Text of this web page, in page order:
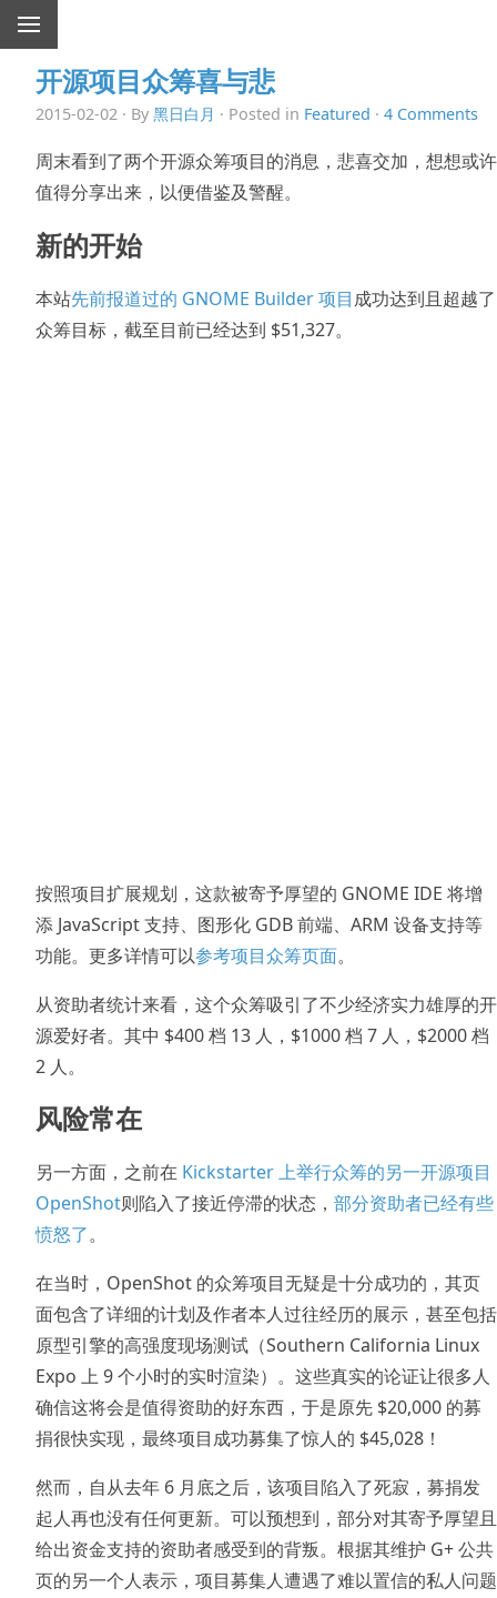
开源项目众筹喜与悲
2015-02-02 · By 黑日白月 · Posted in Featured · 4 Comments
周末看到了两个开源众筹项目的消息，悲喜交加，想想或许
值得分享出来，以便借鉴及警醒。
新的开始
本站先前报道过的 GNOME Builder 项目成功达到且超越了
众筹目标，截至目前已经达到 $51,327。
按照项目扩展规划，这款被寄予厚望的 GNOME IDE 将增
添 JavaScript 支持、图形化 GDB 前端、ARM 设备支持等
功能。更多详情可以参考项目众筹页面。
从资助者统计来看，这个众筹吸引了不少经济实力雄厚的开
源爱好者。其中 $400 档 13 人，$1000 档 7 人，$2000 档
2 人。
风险常在
另一方面，之前在 Kickstarter 上举行众筹的另一开源项目
OpenShot则陷入了接近停滞的状态， 部分资助者已经有些
愤怒了。
在当时，OpenShot 的众筹项目无疑是十分成功的，其页
面包含了详细的计划及作者本人过往经历的展示，甚至包括
原型引擎的高强度现场测试（Southern California Linux
Expo 上 9 个小时的实时渲染）。这些真实的论证让很多人
确信这将会是值得资助的好东西，于是原先 $20,000 的募
捐很快实现，最终项目成功募集了惊人的 $45,028！
然而，自从去年 6 月底之后，该项目陷入了死寂，募捐发
起人再也没有任何更新。可以预想到，部分对其寄予厚望且
给出资金支持的资助者感受到的背叛。根据其维护 G+ 公共
页的另一个人表示，项目募集人遭遇了难以置信的私人问题